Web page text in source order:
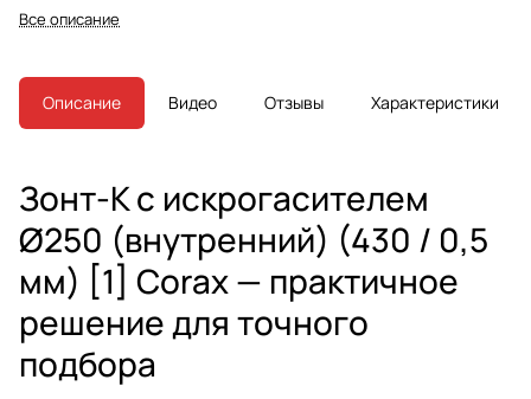
Все описание
Описание Видео Отзывы Характеристики
Зонт-К с искрогасителем
Ø250 (внутренний) (430 / 0,5
мм) [1] Corax — практичное
решение для точного
подбора